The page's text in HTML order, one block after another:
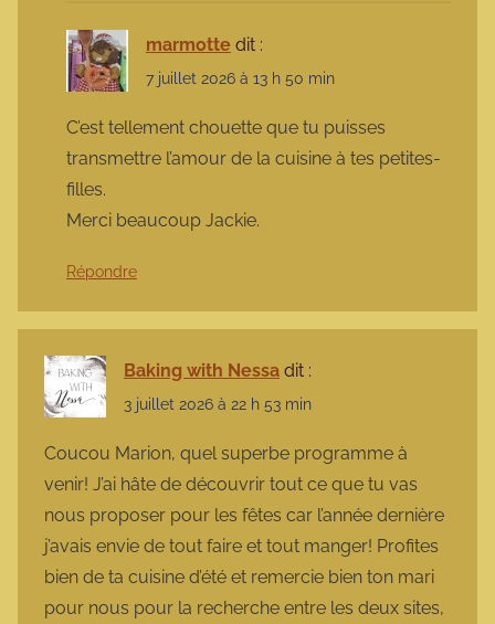
marmotte dit :
7 juillet 2026 à 13 h 50 min
C’est tellement chouette que tu puisses
transmettre l’amour de la cuisine à tes petites-
filles.
Merci beaucoup Jackie.
Répondre
Baking with Nessa dit :
3 juillet 2026 à 22 h 53 min
Coucou Marion, quel superbe programme à
venir! J’ai hâte de découvrir tout ce que tu vas
nous proposer pour les fêtes car l’année dernière
j’avais envie de tout faire et tout manger! Profites
bien de ta cuisine d’été et remercie bien ton mari
pour nous pour la recherche entre les deux sites,